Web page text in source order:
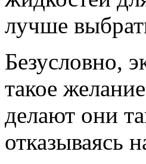
лучше
Безусловно,
такое
делают они
отказываясь